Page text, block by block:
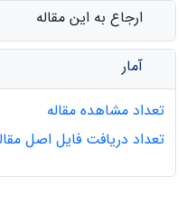
ارجاع به این مقاله
آمار
تعداد مشاهده مقاله
تعداد دریافت فایل اصل